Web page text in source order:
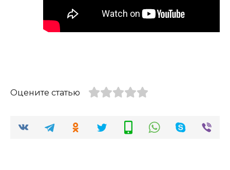
Оцените статью